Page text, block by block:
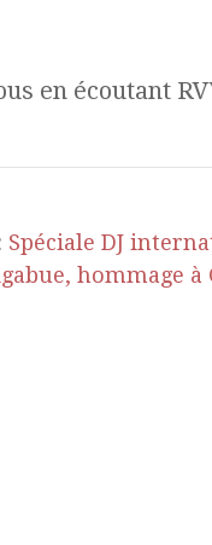
en écoutant
Spéciale DJ
hommage à